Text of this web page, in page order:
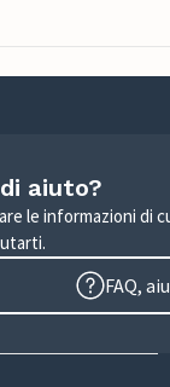
aiuto?
le informazioni di
FAQ,